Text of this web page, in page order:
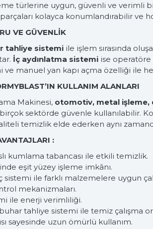
türlerine uygun, güvenli ve verimli
kolayca konumlandırabilir
VE GÜVENLİK
tahliye sistemi ile işlem sırasında
İç aydınlatma sistemi ise operatöre
manuel yan kapı açma özelliği ile
KULLANIM ALANLARI
Makinesi, otomotiv, metal işleme,
sektörde güvenle kullanılabilir.
temizlik elde ederken aynı
:
kumlama tabancası ile etkili temizlik.
eşit yüzey işleme imkânı.
sistemi ile farklı malzemelere uygun
mekanizmaları.
ile enerji verimliliği.
tahliye sistemi ile temiz çalışma
sayesinde uzun ömürlü kullanım.